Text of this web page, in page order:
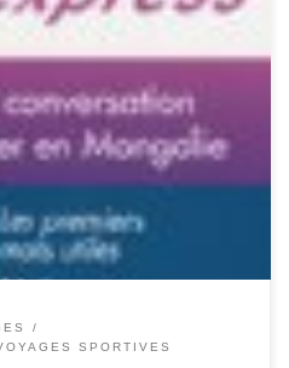
Je dois encore rédiger et éditer
va pas trop tarder. Entre temps
de langue mongol avec le livre de
SPORTIVES